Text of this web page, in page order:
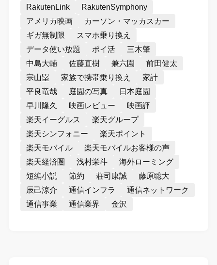
RakutenLink
RakutenSymphony
アメリカ映画
カーソン・マッカスカー
ギガ無制限
スマホ乗り換え
データ使い放題
ポイ活
三木肇
中島大輔
佐藤直樹 兼六園
前田健太
宗山塁
家族で携帯乗り換え
家計
平良竜哉
庭園の写真
日本庭園
早川隆久
映画レビュー
映画評
楽天イーグルス
楽天グループ
楽天シンフォニー
楽天ポイント
楽天モバイル
楽天モバイルお客様の声
楽天経済圏
浅村栄斗
海外ローミング
短編小説
節約 荘司康誠
藤原聡大
辰己涼介
通信インフラ
通信ネットワーク
通信事業
通信業界 金沢